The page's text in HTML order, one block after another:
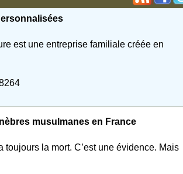
est une entreprise familiale créée en
musulmanes en France
toujours la mort. C’est une évidence. Mais